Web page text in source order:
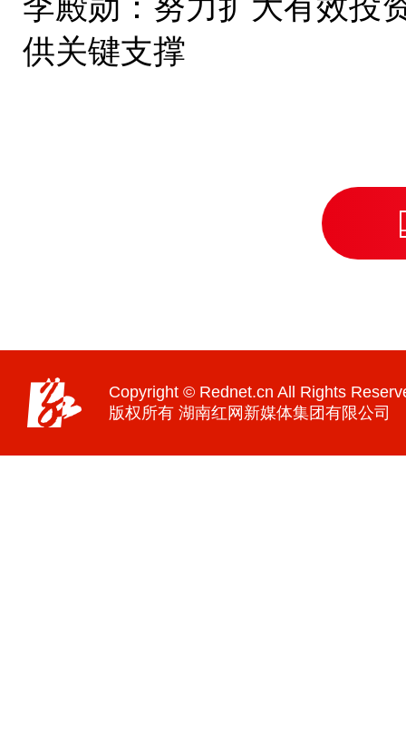
李殿勋：努力扩大有效投
供关键支撑
Copyright © Rednet.cn All Rights
版权所有 湖南红网新媒体集团有限公司